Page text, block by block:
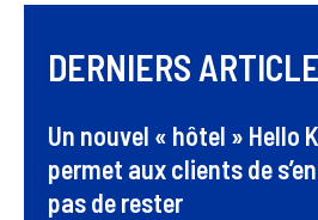
DERNIERS
Un nouvel « hôtel » Hello
permet aux clients de
pas de rester